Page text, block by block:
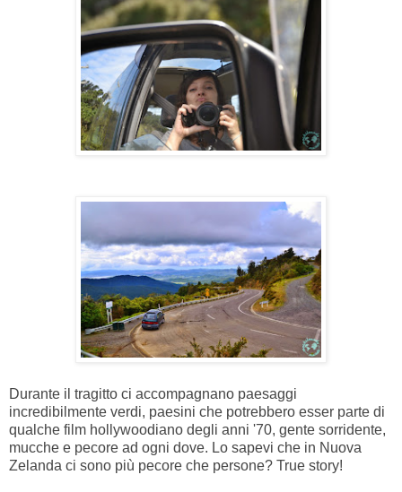
Durante il tragitto ci accompagnano paesaggi
incredibilmente verdi, paesini che potrebbero esser parte di
qualche film hollywoodiano degli anni '70, gente sorridente,
mucche e pecore ad ogni dove. Lo sapevi che in Nuova
Zelanda ci sono più pecore che persone? True story!